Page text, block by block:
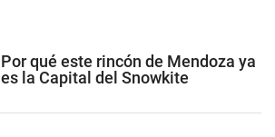
Por qué este rincón de Mendoza ya
es la Capital del Snowkite